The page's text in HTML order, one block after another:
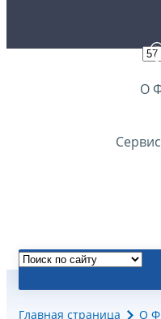
О
Главная страница
О